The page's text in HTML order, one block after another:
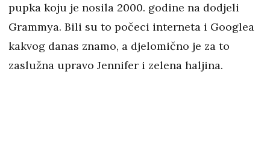
pupka koju je nosila 2000. godine na dodjeli
Grammya. Bili su to počeci interneta i Googlea
kakvog danas znamo, a djelomično je za to
zaslužna upravo Jennifer i zelena haljina.